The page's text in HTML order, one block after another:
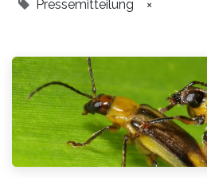
Pressemitteilung ×